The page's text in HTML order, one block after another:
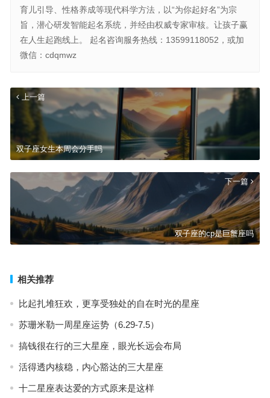
育儿引导、性格养成等现代科学方法，以“为你起好名”为宗
旨，潜心研发智能起名系统，并经由权威专家审核。让孩子赢
在人生起跑线上。 起名咨询服务热线：13599118052，或加
微信：cdqmwz
上一篇
双子座女生本周会分手吗
下一篇
双子座的cp是巨蟹座吗
相关推荐
比起扎堆狂欢，更享受独处的自在时光的星座
苏珊米勒一周星座运势（6.29-7.5）
搞钱很在行的三大星座，眼光长远会布局
活得透内核稳，内心豁达的三大星座
十二星座表达爱的方式原来是这样